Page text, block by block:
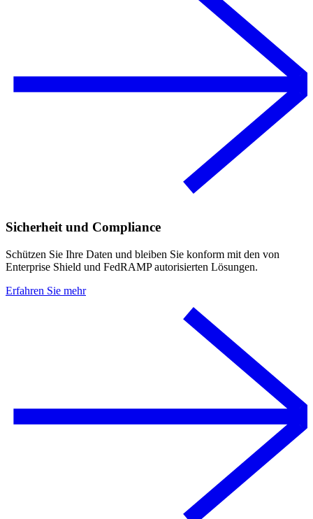
Sicherheit und Compliance
Schützen Sie Ihre Daten und bleiben Sie konform mit den von
Enterprise Shield und FedRAMP autorisierten Lösungen.
Erfahren Sie mehr